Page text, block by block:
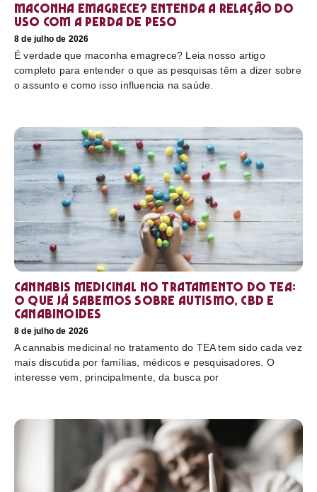
Maconha emagrece? Entenda a relação do
uso com a perda de peso
8 de julho de 2026
É verdade que maconha emagrece? Leia nosso artigo
completo para entender o que as pesquisas têm a dizer sobre
o assunto e como isso influencia na saúde.
Cannabis medicinal no tratamento do TEA:
o que já sabemos sobre autismo, CBD e
canabinoides
8 de julho de 2026
A cannabis medicinal no tratamento do TEA tem sido cada vez
mais discutida por famílias, médicos e pesquisadores. O
interesse vem, principalmente, da busca por